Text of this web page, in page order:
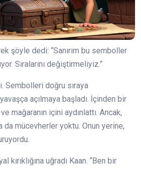
şöyle dedi: “Sanırım bu semboller
Sıralarını değiştirmeliyiz.”
Sembolleri doğru sıraya
açılmaya başladı. İçinden bir
mağaranın içini aydınlattı. Ancak,
da mücevherler yoktu. Onun yerine,
kırıklığına uğradı Kaan. “Ben bir